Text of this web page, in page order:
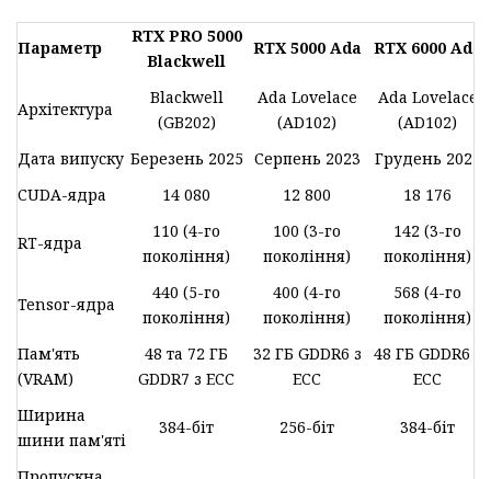
Параметр
RTX PRO 5000
Blackwell
RTX 5000 Ada RTX 6000 Ada
Архітектура
Blackwell
(GB202)
Ada Lovelace
(AD102)
Ada Lovelace
(AD102)
Дата випуску Березень 2025 Серпень 2023
Грудень 2022
CUDA-ядра
14 080 12 800 18 176
RT-ядра
110 (4-го
покоління)
100 (3-го
покоління)
142 (3-го
покоління)
Tensor-ядра
440 (5-го
покоління)
400 (4-го
покоління)
568 (4-го
покоління)
Пам'ять
(VRAM)
48 та 72 ГБ
GDDR7 з ECC
32 ГБ GDDR6 з
ECC
48 ГБ GDDR6 з
ECC
Ширина
шини пам'яті
384-біт 256-біт 384-біт